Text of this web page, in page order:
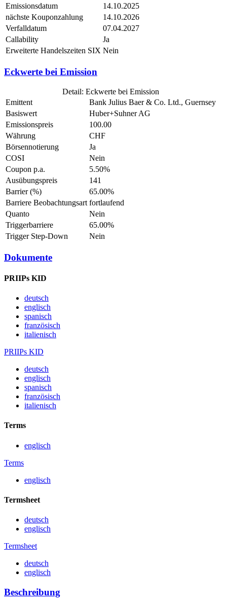
Emissionsdatum
14.10.2025
nächste Kouponzahlung
14.10.2026
Verfalldatum
07.04.2027
Callability
Ja
Erweiterte Handelszeiten SIX Nein
Eckwerte bei Emission
Detail: Eckwerte bei Emission
Emittent
Bank Julius Baer & Co. Ltd., Guernsey
Basiswert
Huber+Suhner AG
Emissionspreis
100.00
Währung
CHF
Börsennotierung
Ja
COSI
Nein
Coupon p.a.
5.50%
Ausübungspreis
141
Barrier (%)
65.00%
Barriere Beobachtungsart fortlaufend
Quanto
Nein
Triggerbarriere
65.00%
Trigger Step-Down
Nein
Dokumente
PRIIPs KID
deutsch
englisch
spanisch
französisch
italienisch
PRIIPs KID
deutsch
englisch
spanisch
französisch
italienisch
Terms
englisch
Terms
englisch
Termsheet
deutsch
englisch
Termsheet
deutsch
englisch
Beschreibung